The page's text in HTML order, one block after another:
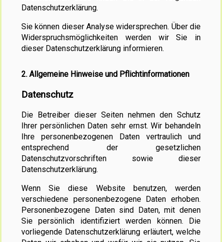
Datenschutzerklärung.
Sie können dieser Analyse widersprechen. Über die
Widerspruchsmöglichkeiten werden wir Sie in
dieser Datenschutzerklärung informieren.
2. Allgemeine Hinweise und Pflichtinformationen
Datenschutz
Die Betreiber dieser Seiten nehmen den Schutz
Ihrer persönlichen Daten sehr ernst. Wir behandeln
Ihre personenbezogenen Daten vertraulich und
entsprechend der gesetzlichen
Datenschutzvorschriften sowie dieser
Datenschutzerklärung.
Wenn Sie diese Website benutzen, werden
verschiedene personenbezogene Daten erhoben.
Personenbezogene Daten sind Daten, mit denen
Sie persönlich identifiziert werden können. Die
vorliegende Datenschutzerklärung erläutert, welche